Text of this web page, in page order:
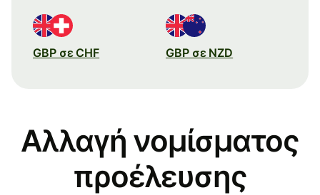
GBP σε CHF GBP σε NZD
Αλλαγή νομίσματος
προέλευσης